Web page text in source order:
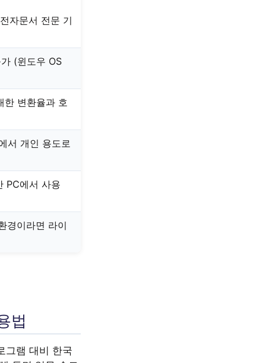
자문서 전문 기
(윈도우 OS
한 변환율과 호
서 개인 용도로
PC에서 사용
경이라면 라이
법
그램 대비 한국